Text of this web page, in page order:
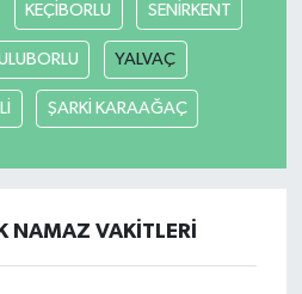
KEÇİBORLU SENİRKENT
YALVAÇ
ŞARKİ KARAAĞAÇ
NAMAZ VAKITLERI